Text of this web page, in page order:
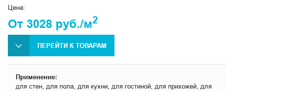
Цена:
От 3028 руб./м2
ПЕРЕЙТИ К ТОВАРАМ
Применение:
для стен, для пола, для кухни, для гостиной, для прихожей, для